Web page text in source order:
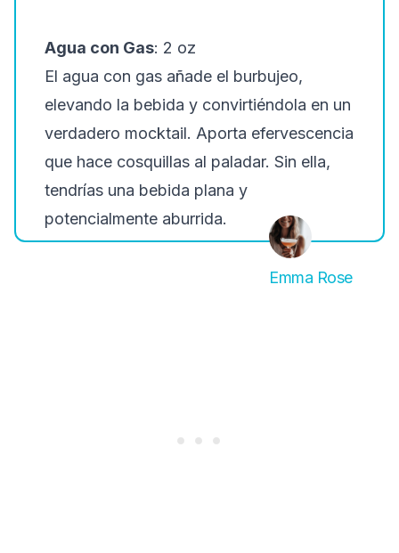
Agua con Gas: 2 oz
El agua con gas añade el burbujeo,
elevando la bebida y convirtiéndola en un
verdadero mocktail. Aporta efervescencia
que hace cosquillas al paladar. Sin ella,
tendrías una bebida plana y
potencialmente aburrida.
Emma Rose